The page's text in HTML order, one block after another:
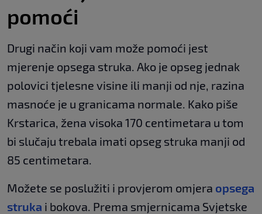
pomoći
Drugi način koji vam može pomoći jest
mjerenje opsega struka. Ako je opseg jednak
polovici tjelesne visine ili manji od nje, razina
masnoće je u granicama normale. Kako piše
Krstarica, žena visoka 170 centimetara u tom
bi slučaju trebala imati opseg struka manji od
85 centimetara.
Možete se poslužiti i provjerom omjera opsega
struka i bokova. Prema smjernicama Svjetske